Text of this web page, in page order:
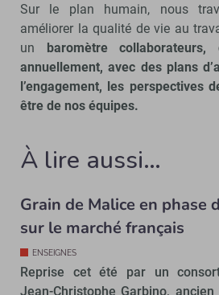
Sur le plan humain, nous
améliorer la qualité de vie au
un baromètre
annuellement, avec des plans
l’engagement, les perspectives
être de nos équipes.
À lire aussi…
Grain de Malice en phase
sur le marché français
ENSEIGNES
Reprise cet été par un
Jean-Christophe Garbino,